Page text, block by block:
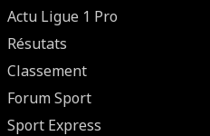
Actu Ligue 1 Pro
Résutats
Classement
Forum Sport
Sport Express